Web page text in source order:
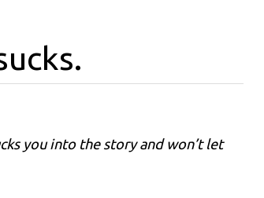
you into the story and won’t let